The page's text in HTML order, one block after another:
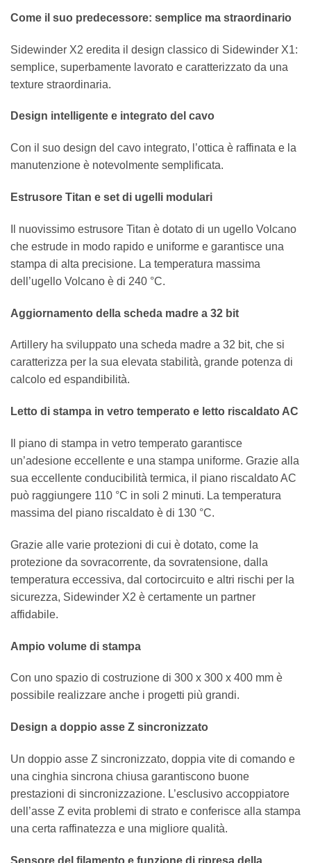
Come il suo predecessore: semplice ma straordinario
Sidewinder X2 eredita il design classico di Sidewinder X1:
semplice, superbamente lavorato e caratterizzato da una
texture straordinaria.
Design intelligente e integrato del cavo
Con il suo design del cavo integrato, l’ottica è raffinata e la
manutenzione è notevolmente semplificata.
Estrusore Titan e set di ugelli modulari
Il nuovissimo estrusore Titan è dotato di un ugello Volcano
che estrude in modo rapido e uniforme e garantisce una
stampa di alta precisione. La temperatura massima
dell’ugello Volcano è di 240 °C.
Aggiornamento della scheda madre a 32 bit
Artillery ha sviluppato una scheda madre a 32 bit, che si
caratterizza per la sua elevata stabilità, grande potenza di
calcolo ed espandibilità.
Letto di stampa in vetro temperato e letto riscaldato AC
Il piano di stampa in vetro temperato garantisce
un’adesione eccellente e una stampa uniforme. Grazie alla
sua eccellente conducibilità termica, il piano riscaldato AC
può raggiungere 110 °C in soli 2 minuti. La temperatura
massima del piano riscaldato è di 130 °C.
Grazie alle varie protezioni di cui è dotato, come la
protezione da sovracorrente, da sovratensione, dalla
temperatura eccessiva, dal cortocircuito e altri rischi per la
sicurezza, Sidewinder X2 è certamente un partner
affidabile.
Ampio volume di stampa
Con uno spazio di costruzione di 300 x 300 x 400 mm è
possibile realizzare anche i progetti più grandi.
Design a doppio asse Z sincronizzato
Un doppio asse Z sincronizzato, doppia vite di comando e
una cinghia sincrona chiusa garantiscono buone
prestazioni di sincronizzazione. L’esclusivo accoppiatore
dell’asse Z evita problemi di strato e conferisce alla stampa
una certa raffinatezza e una migliore qualità.
Sensore del filamento e funzione di ripresa della